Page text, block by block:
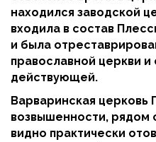
находился заводской
входила в состав
и была
православной церкви и
действующей.
Варваринская
возвышенности, рядом
видно практически